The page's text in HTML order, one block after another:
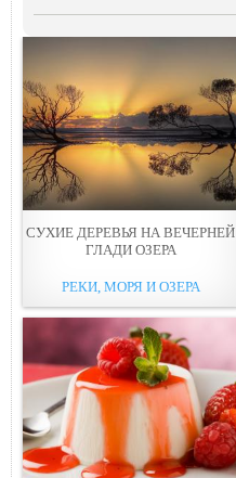
СУХИЕ ДЕРЕВЬЯ НА ВЕЧЕРНЕЙ
ГЛАДИ ОЗЕРА
РЕКИ, МОРЯ И ОЗЕРА